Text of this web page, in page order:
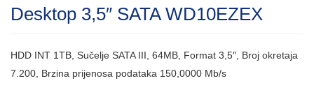
of
5
Desktop 3,5″ SATA WD10EZEX
HDD INT 1TB, Sučelje SATA III, 64MB, Format 3,5″, Broj okretaja
7.200, Brzina prijenosa podataka 150,0000 Mb/s